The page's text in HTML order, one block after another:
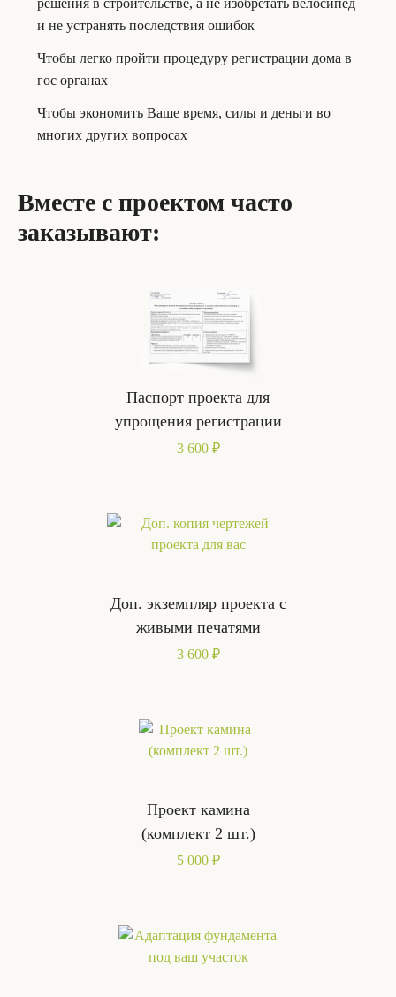
решения в строительстве, а не изобретать велосипед
и не устранять последствия ошибок
Чтобы легко пройти процедуру регистрации дома в
гос органах
Чтобы экономить Ваше время, силы и деньги во
многих других вопросах
Вместе с проектом часто
заказывают:
Паспорт проекта для
упрощения регистрации
3 600 ₽
Доп. экземпляр проекта с
живыми печатями
3 600 ₽
Проект камина
(комплект 2 шт.)
5 000 ₽